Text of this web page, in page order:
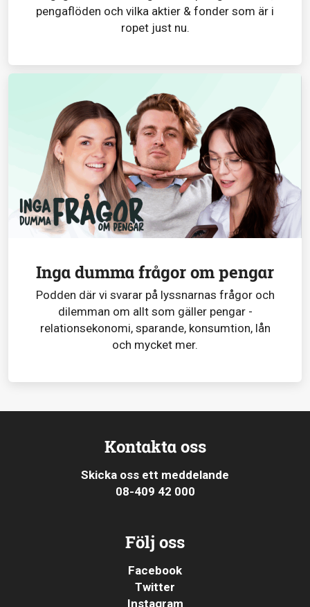
pengaflöden och vilka aktier & fonder som är i
ropet just nu.
Inga dumma frågor om pengar
Podden där vi svarar på lyssnarnas frågor och
dilemman om allt som gäller pengar -
relationsekonomi, sparande, konsumtion, lån
och mycket mer.
Kontakta oss
Skicka oss ett meddelande
08-409 42 000
Följ oss
Facebook
Twitter
Instagram